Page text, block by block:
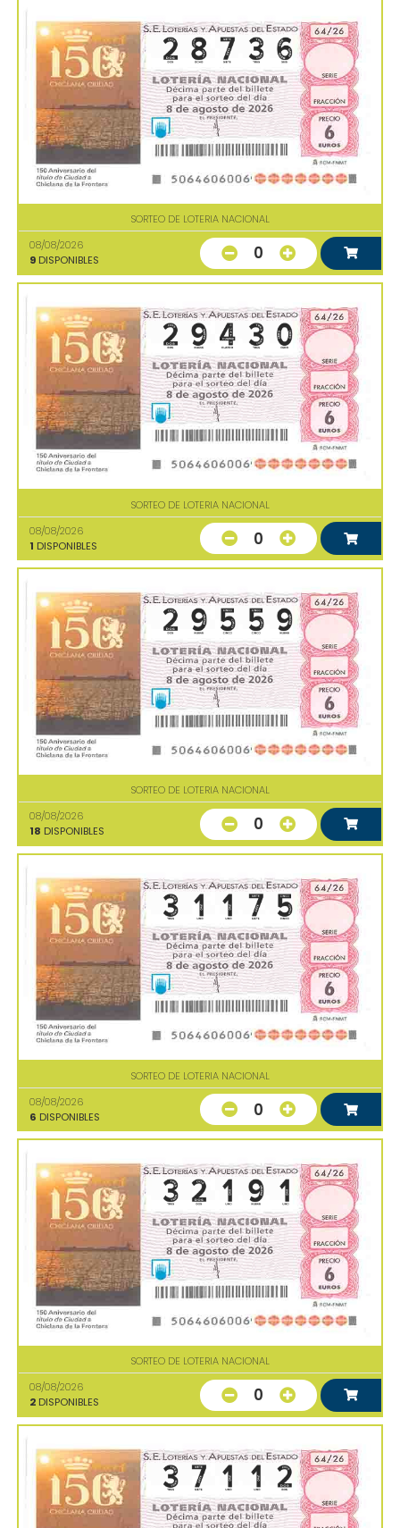
SORTEO DE LOTERIA NACIONAL
08/08/2026
9 DISPONIBLES 0
SORTEO DE LOTERIA NACIONAL
08/08/2026
1 DISPONIBLES 0
SORTEO DE LOTERIA NACIONAL
08/08/2026
18 DISPONIBLES 0
SORTEO DE LOTERIA NACIONAL
08/08/2026
6 DISPONIBLES 0
SORTEO DE LOTERIA NACIONAL
08/08/2026
2 DISPONIBLES 0